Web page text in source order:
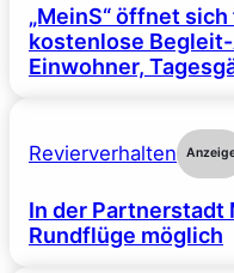
„MeinS“ öffnet
kostenlose
Einwohner,
Revierverhalten
In der
Rundflüge möglich